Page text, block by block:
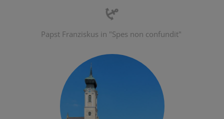
Papst Franziskus in "Spes non confundit"